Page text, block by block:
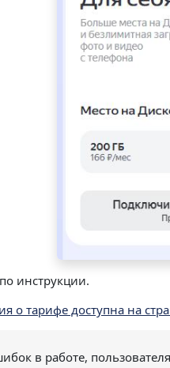
инструкции.
о тарифе доступна на
в работе,